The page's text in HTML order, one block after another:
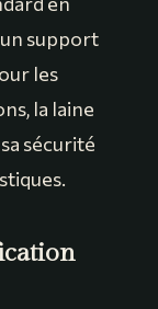
support
les
la laine
sécurité